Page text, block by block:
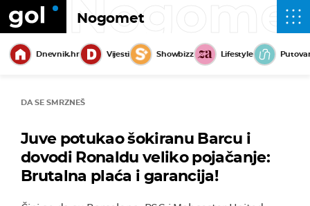
Nogomet
Dnevnik.hr Vijesti Showbizz Lifestyle
DA SE SMRZNEŠ
Juve potukao šokiranu Barcu i
dovodi Ronaldu veliko pojačanje:
Brutalna plaća i garancija!